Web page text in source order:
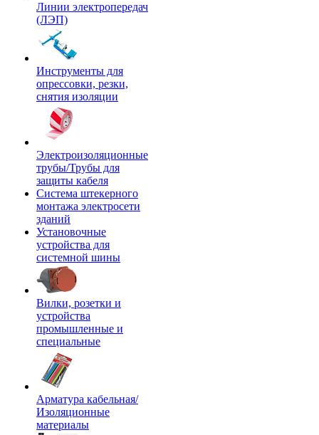
Линии электропередач
(ЛЭП)
Инструменты для
опрессовки, резки,
снятия изоляции
Электроизоляционные
трубы/Трубы для
защиты кабеля
Система штекерного
монтажа электросети
зданий
Установочные
устройства для
системной шины
Вилки, розетки и
устройства
промышленные и
специальные
Арматура кабельная/
Изоляционные
материалы